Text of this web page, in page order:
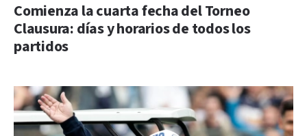
Comienza la cuarta fecha del Torneo
Clausura: días y horarios de todos los
partidos